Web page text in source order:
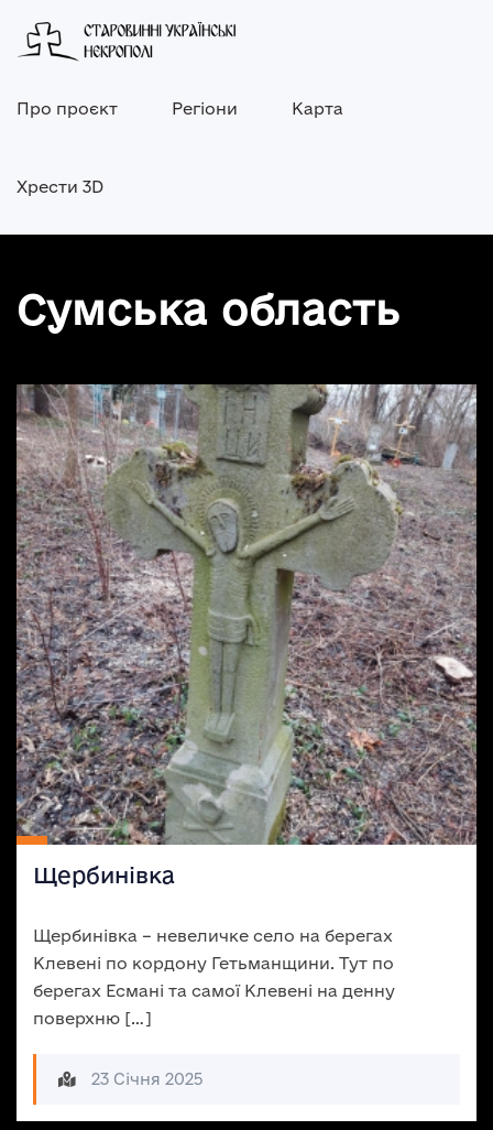
Про проєкт Регіони Карта
Хрести 3D
Сумська область
Щербинівка
Щербинівка – невеличке село на берегах
Клевені по кордону Гетьманщини. Тут по
берегах Есмані та самої Клевені на денну
поверхню […]
23 Січня 2025